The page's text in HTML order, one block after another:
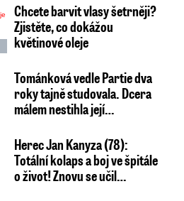
Chcete barvit vlasy šetrněji?
Zjistěte, co dokážou
květinové oleje
Tománková vedle Partie dva
roky tajně studovala. Dcera
málem nestihla její…
Herec Jan Kanyza (78):
Totální kolaps a boj ve špitále
o život! Znovu se učil…